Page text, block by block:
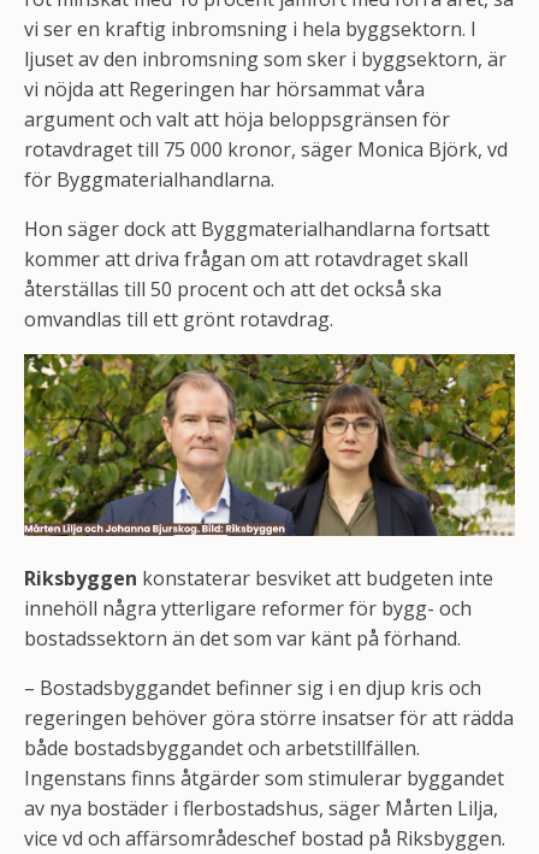
vi ser en kraftig inbromsning i hela byggsektorn. I
ljuset av den inbromsning som sker i byggsektorn, är
vi nöjda att Regeringen har hörsammat våra
argument och valt att höja beloppsgränsen för
rotavdraget till 75 000 kronor, säger Monica Björk, vd
för Byggmaterialhandlarna.
Hon säger dock att Byggmaterialhandlarna fortsatt
kommer att driva frågan om att rotavdraget skall
återställas till 50 procent och att det också ska
omvandlas till ett grönt rotavdrag.
Riksbyggen konstaterar besviket att budgeten inte
innehöll några ytterligare reformer för bygg- och
bostadssektorn än det som var känt på förhand.
– Bostadsbyggandet befinner sig i en djup kris och
regeringen behöver göra större insatser för att rädda
både bostadsbyggandet och arbetstillfällen.
Ingenstans finns åtgärder som stimulerar byggandet
av nya bostäder i flerbostadshus, säger Mårten Lilja,
vice vd och affärsområdeschef bostad på Riksbyggen.